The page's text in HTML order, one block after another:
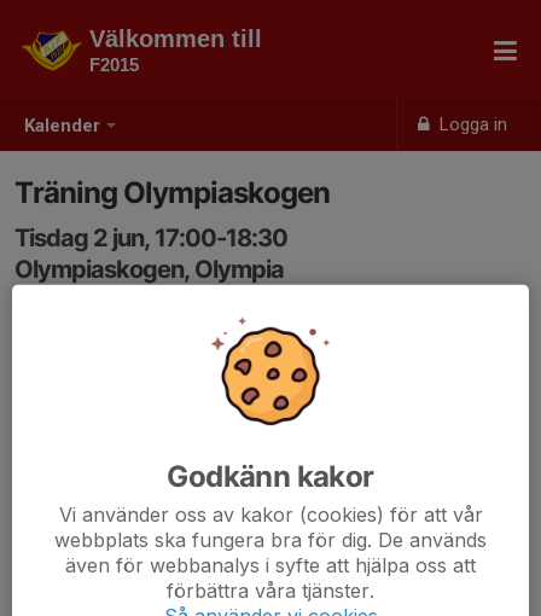
Kalender Logga in
Välkommen till
F2015
Träning Olympiaskogen
Tisdag 2 jun, 17:00-18:30
Olympiaskogen, Olympia
Samling: 16:45, Olympiaskogen, Olympia
Godkänn kakor
Vi använder oss av kakor (cookies) för att vår
webbplats ska fungera bra för dig. De används
även för webbanalys i syfte att hjälpa oss att
förbättra våra tjänster.